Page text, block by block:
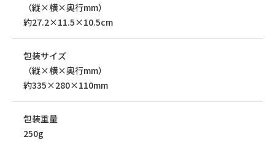
（縦×横×奥行mm）
約27.2×11.5×10.5cm
包装サイズ
（縦×横×奥行mm）
約335×280×110mm
包装重量
250g